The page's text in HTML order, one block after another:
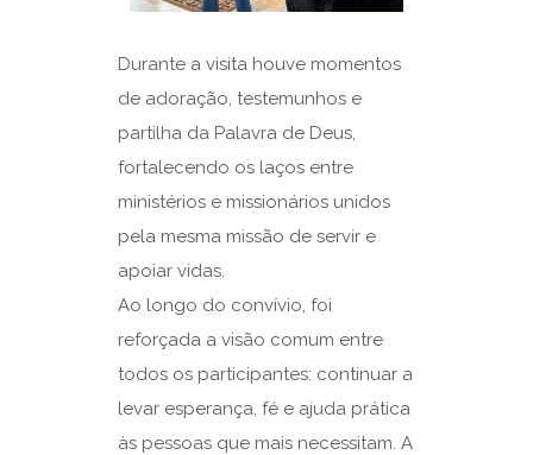
Durante a visita houve momentos
de adoração, testemunhos e
partilha da Palavra de Deus,
fortalecendo os laços entre
ministérios e missionários unidos
pela mesma missão de servir e
apoiar vidas.
Ao longo do convívio, foi
reforçada a visão comum entre
todos os participantes: continuar a
levar esperança, fé e ajuda prática
às pessoas que mais necessitam. A